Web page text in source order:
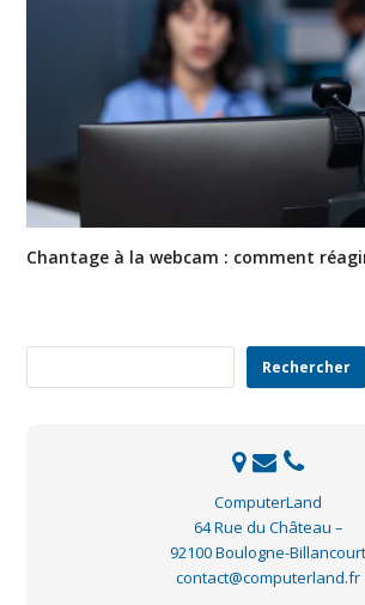
Chantage à la webcam : comment
Rechercher
ComputerLand
64 Rue du Château –
92100 Boulogne-Billancourt
contact@computerland.fr